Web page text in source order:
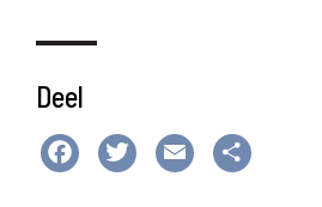
Deel
FacebookTwitter Email